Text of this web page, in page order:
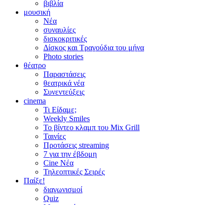
βιβλία
μουσική
Νέα
συναυλίες
δισκοκριτικές
Δίσκος και Τραγούδια του μήνα
Photo stories
θέατρο
Παραστάσεις
θεατρικά νέα
Συνεντεύξεις
cinema
Τι Είδαμε;
Weekly Smiles
Το βίντεο κλαμπ του Mix Grill
Ταινίες
Προτάσεις streaming
7 για την έβδομη
Cine Νέα
Τηλεοπτικές Σειρές
Παίξε!
διαγωνισμοί
Quiz